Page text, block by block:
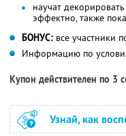
научат
эффектно, также
БОНУС: все участники
Информацию по
Купон действителен по 3
Узнай, как